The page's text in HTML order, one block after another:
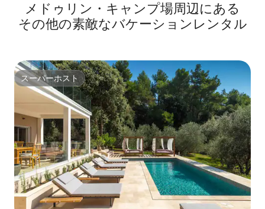
メドゥリン・キャンプ場⁠周⁠辺⁠に⁠あ⁠る
そ⁠の⁠他⁠の素⁠敵⁠なバ⁠ケ⁠ー⁠シ⁠ョ⁠ン⁠レ⁠ン⁠タ⁠ル
スーパーホスト
スーパーホスト